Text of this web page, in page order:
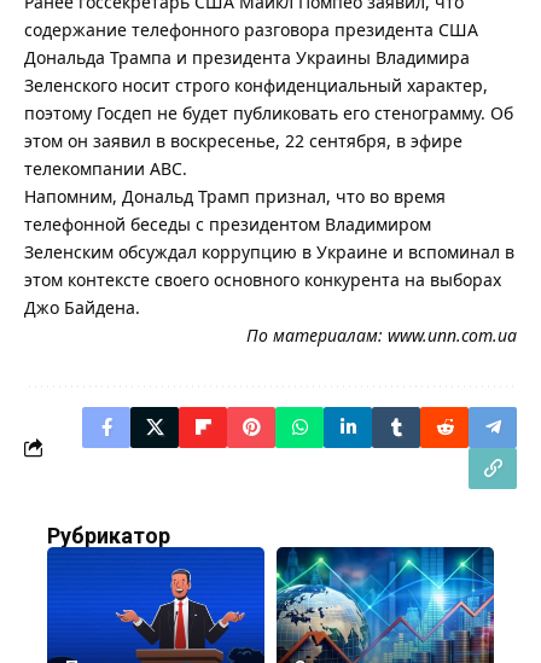
содержание телефонного разговора президента США
Дональда Трампа и президента Украины Владимира
Зеленского носит строго конфиденциальный характер,
поэтому Госдеп не будет публиковать его стенограмму. Об
этом он заявил в воскресенье, 22 сентября, в эфире
телекомпании ABC.
Напомним, Дональд Трамп признал, что во время
телефонной беседы с президентом Владимиром
Зеленским обсуждал коррупцию в Украине и вспоминал в
этом контексте своего основного конкурента на выборах
Джо Байдена.
По материалам: www.unn.com.ua
Рубрикатор